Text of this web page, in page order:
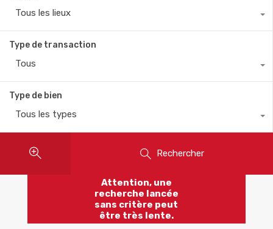
Tous les lieux
Type de transaction
Tous
Type de bien
Tous les types
Rechercher
Attention, une
recherche lancée
sans critère peut
être très lente.